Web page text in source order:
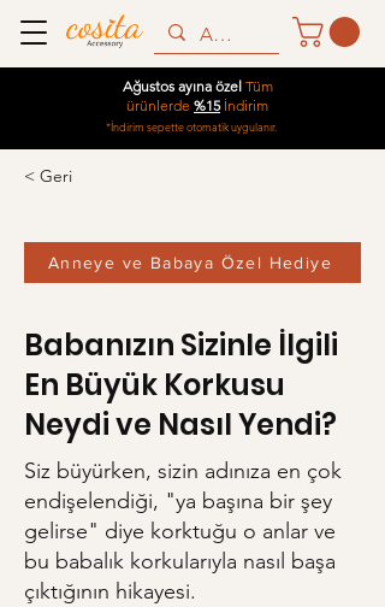
Ağustos ayına özel Tüm
ürünlerde %15İndirim
*İndirim sepette otomatik uygulanır.
< Geri
Anneye ve Babaya Özel Hediye
Babanızın Sizinle İlgili
En Büyük Korkusu
Neydi ve Nasıl Yendi?
Siz büyürken, sizin adınıza en çok
endişelendiği, "ya başına bir şey
gelirse" diye korktuğu o anlar ve
bu babalık korkularıyla nasıl başa
çıktığının hikayesi.